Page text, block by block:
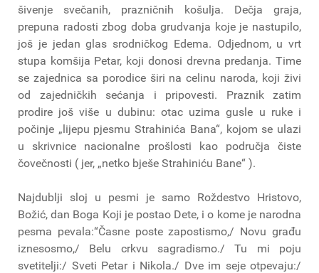
šivenje svečanih, prazničnih košulja. Dečja graja,
prepuna radosti zbog doba grudvanja koje je nastupilo,
još je jedan glas srodničkog Edema. Odjednom, u vrt
stupa komšija Petar, koji donosi drevna predanja. Time
se zajednica sa porodice širi na celinu naroda, koji živi
od zajedničkih sećanja i pripovesti. Praznik zatim
prodire još više u dubinu: otac uzima gusle u ruke i
počinje „lijepu pjesmu Strahinića Bana“, kojom se ulazi
u skrivnice nacionalne prošlosti kao područja čiste
čovečnosti ( jer, „netko bješe Strahiniću Bane“ ).
Najdublji sloj u pesmi je samo Roždestvo Hristovo,
Božić, dan Boga Koji je postao Dete, i o kome je narodna
pesma pevala:“Časne poste zapostismo,/ Novu građu
iznesosmo,/ Belu crkvu sagradismo./ Tu mi poju
svetitelji:/ Sveti Petar i Nikola./ Dve im seje otpevaju:/